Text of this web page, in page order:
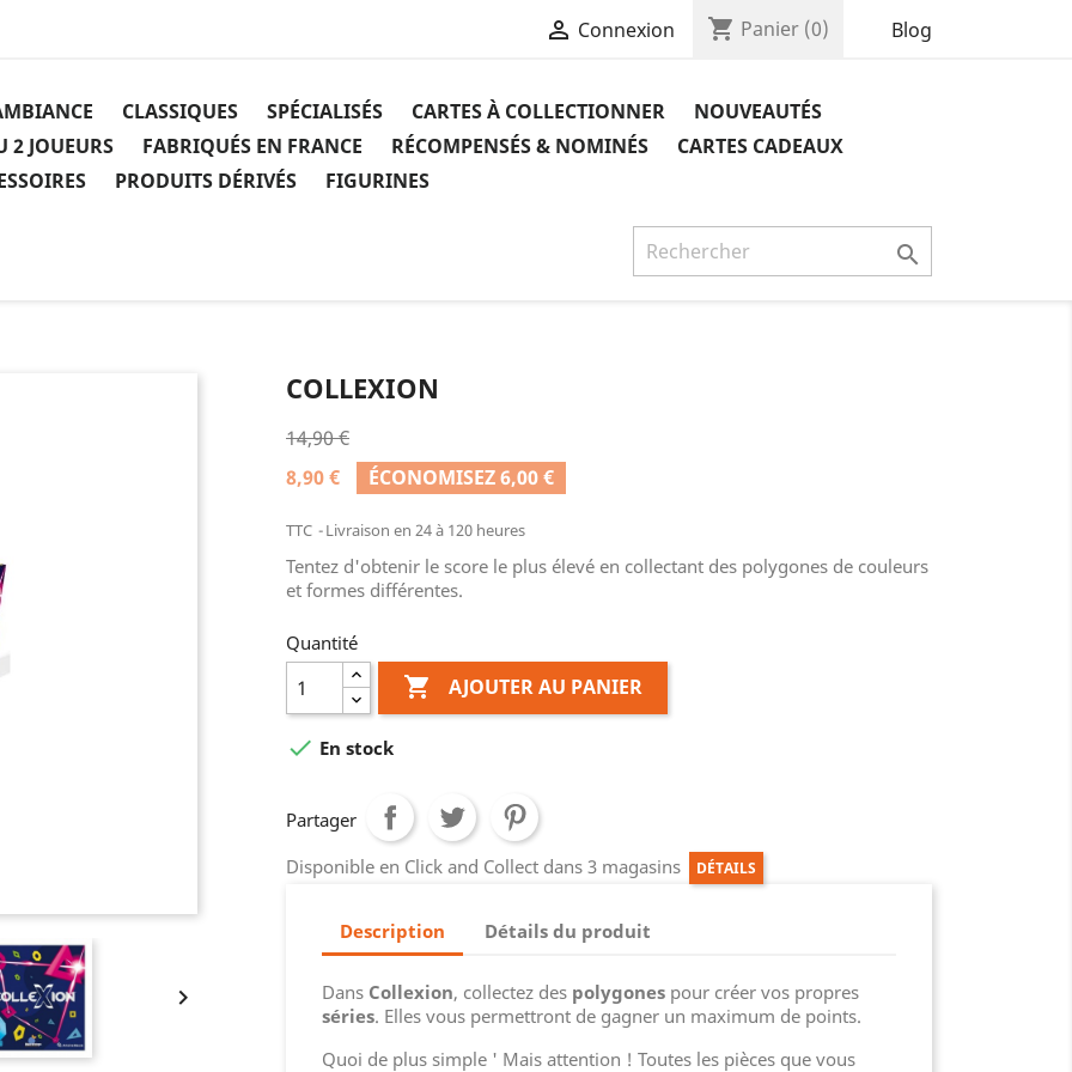
 Connexion shopping_cart Panier (0) Blog
CLASSIQUES SPÉCIALISÉS CARTES À COLLECTIONNER
NOUVEAUTÉS
2 JOUEURS
FABRIQUÉS EN FRANCE RÉCOMPENSÉS & NOMINÉS
CARTES CADEAUX
PRODUITS DÉRIVÉS FIGURINES


COLLEXION
14,90 €
8,90 €
ÉCONOMISEZ 6,00 €
TTC Livraison en 24 à 120 heures
Tentez d'obtenir le score le plus élevé en collectant des polygones de couleurs
et formes différentes.
Quantité
 AJOUTER AU PANIER
 En stock
Partager
Disponible en Click and Collect dans 3 magasins
DÉTAILS
Description Détails du produit
Dans Collexion, collectez des polygones pour créer vos propres
séries. Elles vous permettront de gagner un maximum de points.
Quoi de plus simple ' Mais attention ! Toutes les pièces que vous